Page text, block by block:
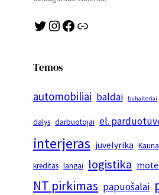
Twitter Instagram Facebook Link
Temos
automobiliai baldai buhalteriai
dalys darbuotojai el.
interjeras juvelyrika
kreditas langai logistika
NT pirkimas papuošalai